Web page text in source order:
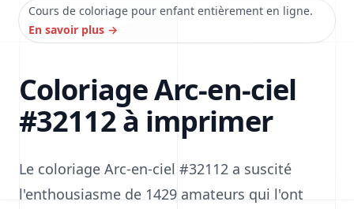
Cours de coloriage pour enfant entièrement en ligne.
En savoir plus →
Coloriage Arc-en-ciel
#32112 à imprimer
Le coloriage Arc-en-ciel #32112 a suscité
l'enthousiasme de 1429 amateurs qui l'ont